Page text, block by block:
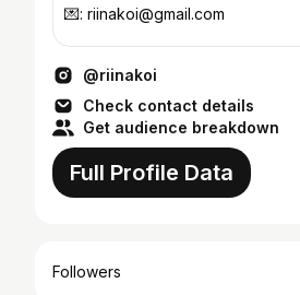
💌: riinakoi@gmail.com
@riinakoi
Check contact details
Get audience breakdown
Full Profile Data
Followers